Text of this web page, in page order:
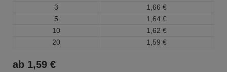
3
1, 66 €
5
1, 64 €
10
1, 62 €
20
1, 59 €
ab 1,59 €